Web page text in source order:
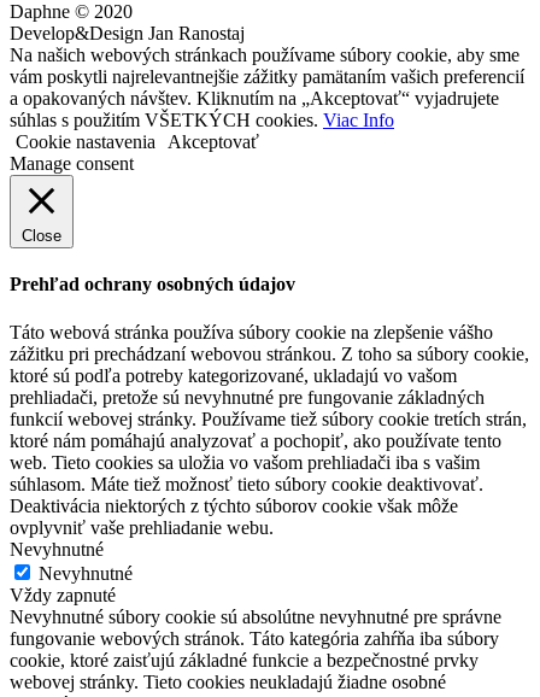
Daphne © 2020
Develop&Design Jan Ranostaj
Na našich webových stránkach používame súbory cookie, aby sme
vám poskytli najrelevantnejšie zážitky pamätaním vašich preferencií
a opakovaných návštev. Kliknutím na „Akceptovať“ vyjadrujete
súhlas s použitím VŠETKÝCH cookies. Viac Info
Cookie nastavenia
Akceptovať
Manage consent
Close
Prehľad ochrany osobných údajov
Táto webová stránka používa súbory cookie na zlepšenie vášho
zážitku pri prechádzaní webovou stránkou. Z toho sa súbory cookie,
ktoré sú podľa potreby kategorizované, ukladajú vo vašom
prehliadači, pretože sú nevyhnutné pre fungovanie základných
funkcií webovej stránky. Používame tiež súbory cookie tretích strán,
ktoré nám pomáhajú analyzovať a pochopiť, ako používate tento
web. Tieto cookies sa uložia vo vašom prehliadači iba s vašim
súhlasom. Máte tiež možnosť tieto súbory cookie deaktivovať.
Deaktivácia niektorých z týchto súborov cookie však môže
ovplyvniť vaše prehliadanie webu.
Nevyhnutné
Nevyhnutné
Vždy zapnuté
Nevyhnutné súbory cookie sú absolútne nevyhnutné pre správne
fungovanie webových stránok. Táto kategória zahŕňa iba súbory
cookie, ktoré zaisťujú základné funkcie a bezpečnostné prvky
webovej stránky. Tieto cookies neukladajú žiadne osobné